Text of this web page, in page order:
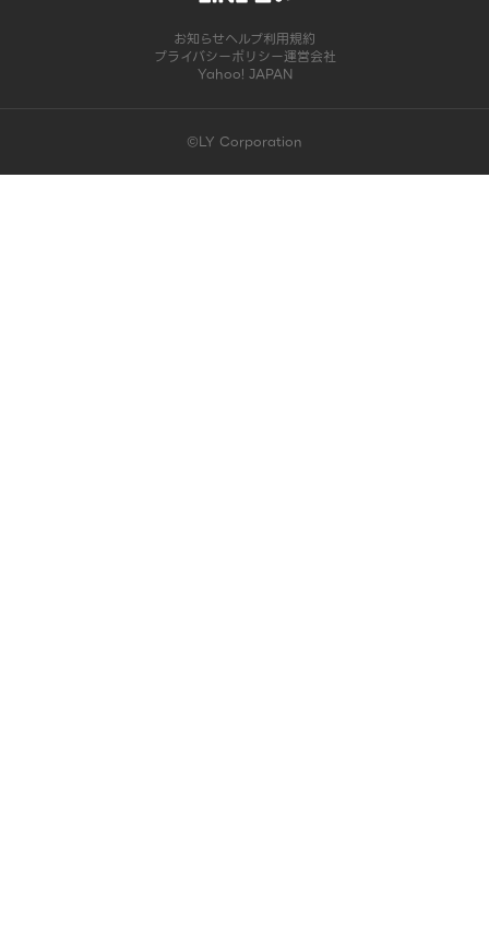
お知らせヘルプ利用規約
プライバシーポリシー運営会社
Yahoo! JAPAN
©LY Corporation
このコンテンツは掲載が終了しました | LINE占い